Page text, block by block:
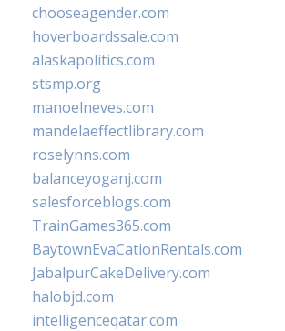
chooseagender.com
hoverboardssale.com
alaskapolitics.com
stsmp.org
manoelneves.com
mandelaeffectlibrary.com
roselynns.com
balanceyoganj.com
salesforceblogs.com
TrainGames365.com
BaytownEvaCationRentals.com
JabalpurCakeDelivery.com
halobjd.com
intelligenceqatar.com